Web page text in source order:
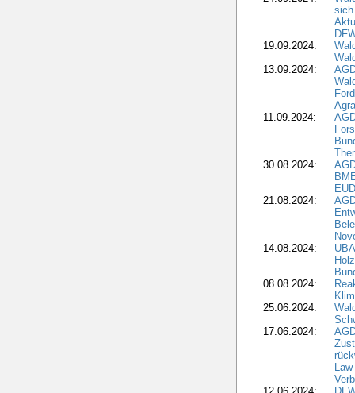
sich
19.09.2024:
13.09.2024:
11.09.2024:
30.08.2024:
21.08.2024:
14.08.2024:
08.08.2024:
25.06.2024:
17.06.2024: